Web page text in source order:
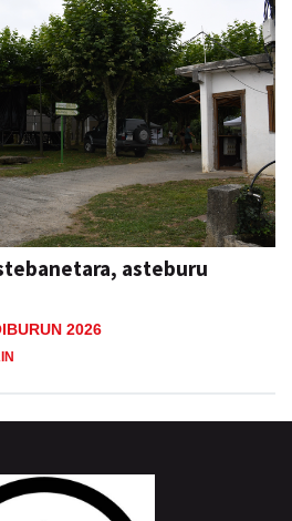
asteburu
2026